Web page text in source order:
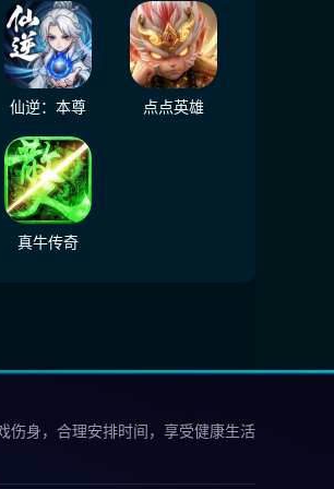
仙逆：本尊 点点英雄
真牛传奇
伤身，合理安排时间，享受健康生活